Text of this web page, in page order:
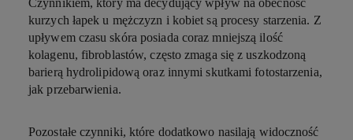
Czynnikiem, który ma decydujący wpływ na obecność
kurzych łapek u mężczyzn i kobiet są procesy starzenia. Z
upływem czasu skóra posiada coraz mniejszą ilość
kolagenu, fibroblastów, często zmaga się z uszkodzoną
barierą hydrolipidową oraz innymi skutkami fotostarzenia,
jak przebarwienia.
Pozostałe czynniki, które dodatkowo nasilają widoczność